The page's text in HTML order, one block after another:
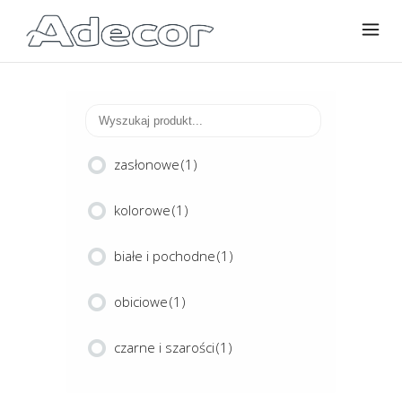
zasłonowe(1)
kolorowe(1)
białe i pochodne(1)
obiciowe(1)
czarne i szarości(1)